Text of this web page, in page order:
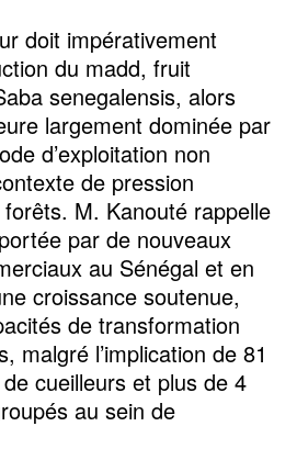
doit impérativement
du madd, fruit
senegalensis, alors
largement dominée par
d’exploitation non
de pression
M. Kanouté rappelle
par de nouveaux
au Sénégal et en
croissance soutenue,
de transformation
malgré l’implication de 81
cueilleurs et plus de 4
au sein de